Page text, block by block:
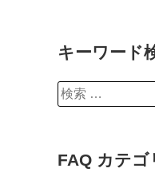
キーワード
検
索:
FAQ カテゴ